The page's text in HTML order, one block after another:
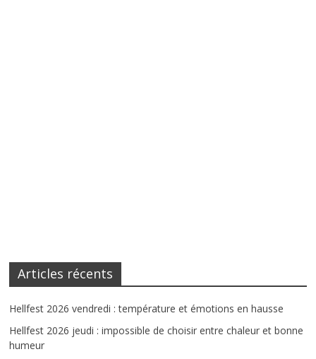
Articles récents
Hellfest 2026 vendredi : température et émotions en hausse
Hellfest 2026 jeudi : impossible de choisir entre chaleur et bonne
humeur